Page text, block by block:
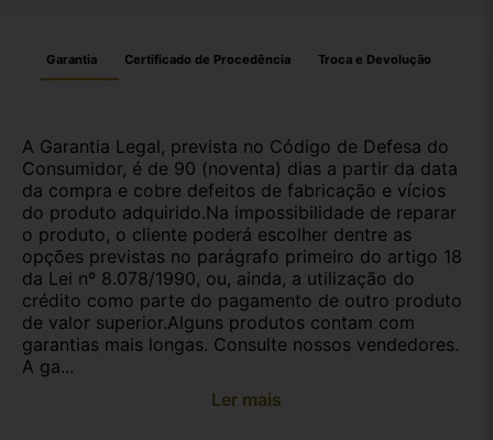
Garantia Certificado de Procedência Troca e Devolução
A Garantia Legal, prevista no Código de Defesa do
Consumidor, é de 90 (noventa) dias a partir da data
da compra e cobre defeitos de fabricação e vícios
do produto adquirido.Na impossibilidade de reparar
o produto, o cliente poderá escolher dentre as
opções previstas no parágrafo primeiro do artigo 18
da Lei nº 8.078/1990, ou, ainda, a utilização do
crédito como parte do pagamento de outro produto
de valor superior.Alguns produtos contam com
garantias mais longas. Consulte nossos vendedores.
A ga...
Ler mais